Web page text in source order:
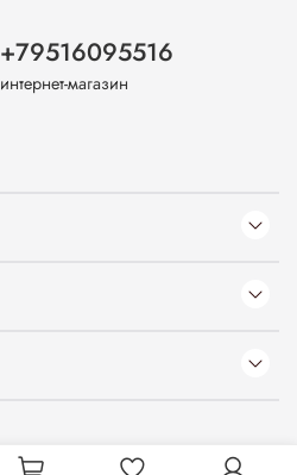
+79516095516
интернет-магазин